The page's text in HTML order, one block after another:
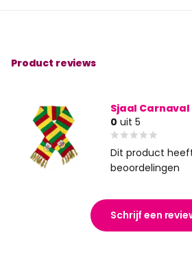
Product reviews
Sjaal Carnaval
0 uit 5
Dit product
beoordelingen
Schrijf een